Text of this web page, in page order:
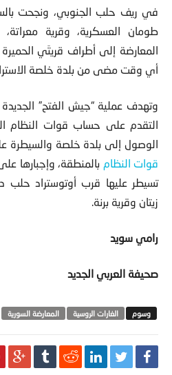
في ريف حلب الجنوبي، ونجحت
طومان العسكرية، وقرية معراتة،
المعارضة إلى أطراف قريتَي
أي وقت مضى من بلدة خلصة
وتهدف عملية “جيش الفتح”
التقدم على حساب قوات النظام
الوصول إلى بلدة خلصة والسيطرة
قوات النظام بالمنطقة، وإجبارها
تسيطر عليها قرب أوتوستراد حلب
زيتان وقرية برنة.
رامي سويد
صحيفة العربي الجديد
الغارات الروسية المعارضة السورية